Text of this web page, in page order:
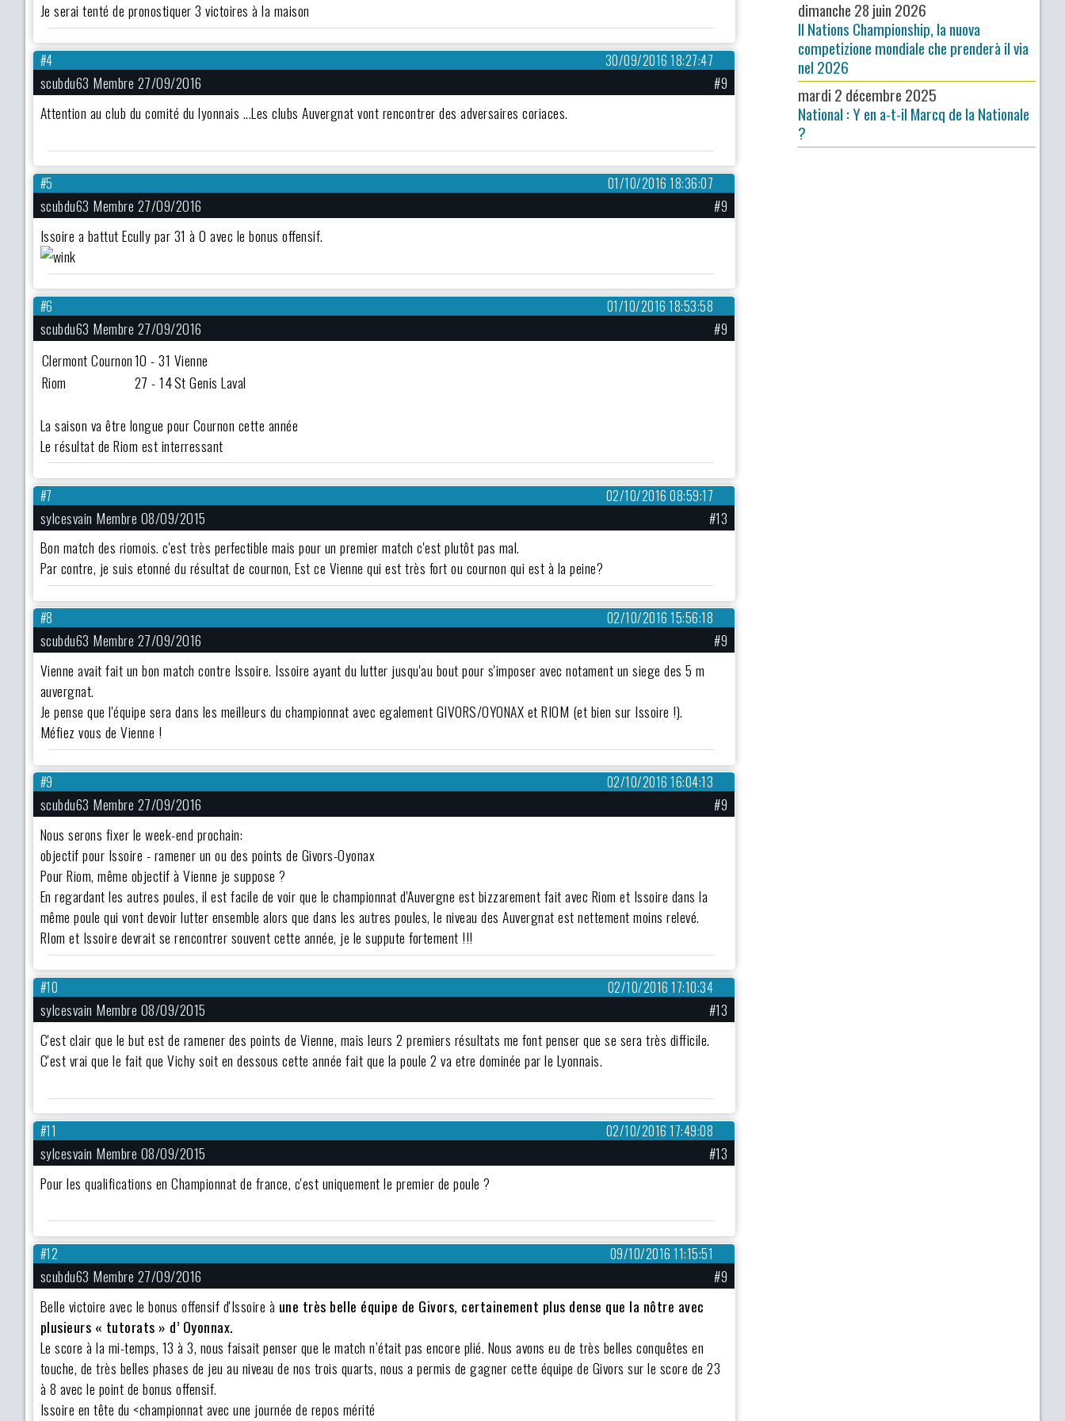
Je serai tenté de pronostiquer 3 victoires à la maison
30/09/2016 18:27:47
#4
scubdu63 Membre 27/09/2016
#9
Attention au club du comité du lyonnais ...Les clubs Auvergnat vont rencontrer des adversaires coriaces.
01/10/2016 18:36:07
#5
scubdu63 Membre 27/09/2016
#9
Issoire a battut Ecully par 31 à 0 avec le bonus offensif.
01/10/2016 18:53:58
#6
scubdu63 Membre 27/09/2016
#9
Clermont Cournon10 - 31 Vienne
Riom
27 - 14St Genis Laval
La saison va être longue pour Cournon cette année
Le résultat de Riom est interressant
02/10/2016 08:59:17
#7
sylcesvain Membre 08/09/2015
#13
Bon match des riomois. c'est très perfectible mais pour un premier match c'est plutôt pas mal.
Par contre, je suis etonné du résultat de cournon, Est ce Vienne qui est très fort ou cournon qui est à la peine?
02/10/2016 15:56:18
#8
scubdu63 Membre 27/09/2016
#9
Vienne avait fait un bon match contre Issoire. Issoire ayant du lutter jusqu'au bout pour s'imposer avec notament un siege des 5 m
auvergnat.
Je pense que l'équipe sera dans les meilleurs du championnat avec egalement GIVORS/OYONAX et RIOM (et bien sur Issoire !).
Méfiez vous de Vienne !
02/10/2016 16:04:13
#9
scubdu63 Membre 27/09/2016
#9
Nous serons fixer le week-end prochain:
objectif pour Issoire - ramener un ou des points de Givors-Oyonax
Pour Riom, même objectif à Vienne je suppose ?
En regardant les autres poules, il est facile de voir que le championnat d'Auvergne est bizzarement fait avec Riom et Issoire dans la
même poule qui vont devoir lutter ensemble alors que dans les autres poules, le niveau des Auvergnat est nettement moins relevé.
RIom et Issoire devrait se rencontrer souvent cette année, je le suppute fortement !!!
02/10/2016 17:10:34
#10
sylcesvain Membre 08/09/2015
#13
C'est clair que le but est de ramener des points de Vienne, mais leurs 2 premiers résultats me font penser que se sera très difficile.
C'est vrai que le fait que Vichy soit en dessous cette année fait que la poule 2 va etre dominée par le Lyonnais.
02/10/2016 17:49:08
#11
sylcesvain Membre 08/09/2015
#13
Pour les qualifications en Championnat de france, c'est uniquement le premier de poule ?
09/10/2016 11:15:51
#12
scubdu63 Membre 27/09/2016
#9
Belle victoire avec le bonus offensif d'Issoire à une très belle équipe de Givors, certainement plus dense que la nôtre avec
plusieurs « tutorats » d’ Oyonnax.
Le score à la mi-temps, 13 à 3, nous faisait penser que le match n’était pas encore plié. Nous avons eu de très belles conquêtes en
touche, de très belles phases de jeu au niveau de nos trois quarts, nous a permis de gagner cette équipe de Givors sur le score de 23
à 8 avec le point de bonus offensif.
Issoire en tête du <championnat avec une journée de repos mérité
dimanche 28 juin 2026
Il Nations Championship, la nuova
competizione mondiale che prenderà il via
nel 2026
mardi 2 décembre 2025
National : Y en a-t-il Marcq de la Nationale
?